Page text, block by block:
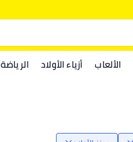
الألعاب أزياء الأولاد الرياضة